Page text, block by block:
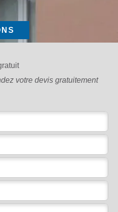
votre devis gratuitement